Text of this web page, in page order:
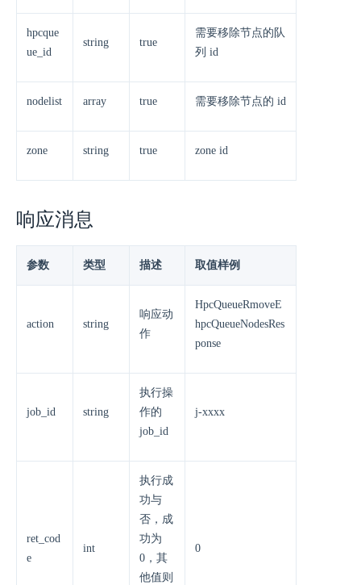
hpcque
ue_id
string true
需要移除节点的队
列 id
nodelist array true 需要移除节点的 id
zone string true zone id
响应消息
参数 类型 描述 取值样例
action string
响应动
作
HpcQueueRmoveE
hpcQueueNodesRes
ponse
job_id string
执行操
作的
job_id
j-xxxx
ret_cod
e
int
执行成
功与
否，成
功为
0，其
他值则
0